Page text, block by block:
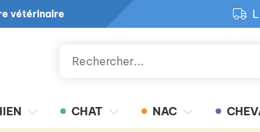
vétérinaire
CHAT NAC